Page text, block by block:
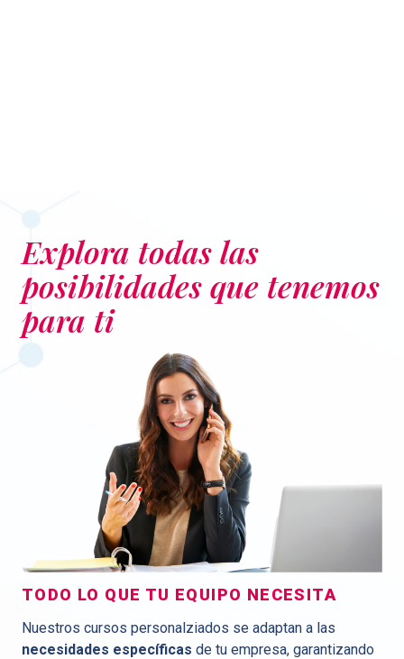
Explora todas las
posibilidades que tenemos
para ti
TODO LO QUE TU EQUIPO NECESITA
Nuestros cursos personalziados se adaptan a las
necesidades específicas de tu empresa, garantizando